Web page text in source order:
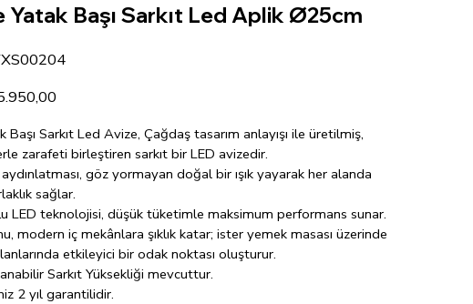
Yatak Başı Sarkıt Led Aplik Ø25cm
Başı Sarkıt Led Avize, Çağdaş tasarım anlayışı ile üretilmiş,
zarafeti birleştiren sarkıt bir LED avizedir.
göz yormayan doğal bir ışık yayarak her alanda
sağlar.
LED teknolojisi, düşük tüketimle maksimum performans sunar.
modern iç mekânlara şıklık katar; ister yemek masası üzerinde
etkileyici bir odak noktası oluşturur.
Sarkıt Yüksekliği mevcuttur.
2 yıl garantilidir.